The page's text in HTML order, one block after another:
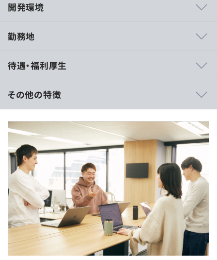
開発環境
りたいと考えています。直接的なコミュニケーションによ
とで生産性の高い組織の実現を目指しています。
◼︎一人ひとりの裁量が大きく、成長の糧となる成功も失敗
も数多く経験できます。
◼︎課題解決に向けてユーザーと非常に近い距離で開発がで
きます。
◼︎開発組織の成長に向けた取り組み
取締役CTOの今村が着任以降、エンジニア組織は35名か
ら90名まで増加しており、今後も拡大を予定しています。
一方で組織横断の知見共有や事業部連携が不足していた
り、次世代のEMやTLを育成するスキームが確立していな
いなど課題が浮かび上がってきました。私たちは「バイセ
ルテックイシュー」と称して、日々課題解決への取り組み
をおこななっています。
・ビジネス理解浸透会
勤務地
待遇・福利厚生
・賃金形態：年俸制
・賃金の決定方法：当社規定により決定いたします
・月給：590,000円〜
・基本給：492,000円～
・固定残業代：25時間分、98,000円～（超過分は別途
支給）
（※ 想定年収は年収提示額を保証するものではありません）
その他の特徴